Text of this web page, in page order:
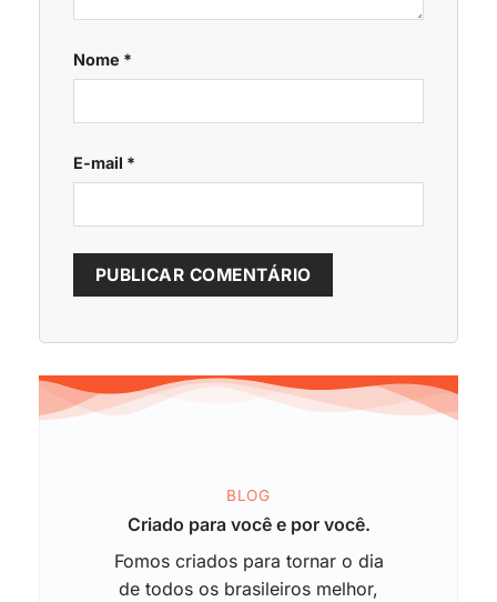
Nome *
E-mail *
BLOG
Criado para você e por você.
Fomos criados para tornar o dia
de todos os brasileiros melhor,